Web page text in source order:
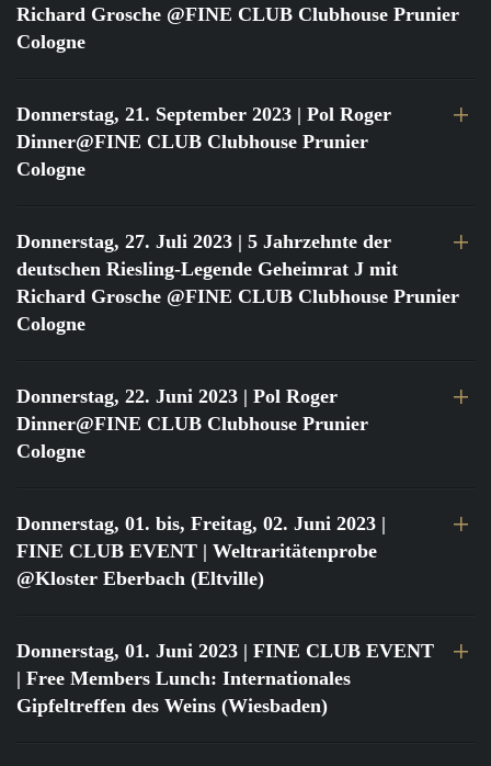
Richard Grosche @FINE CLUB Clubhouse Prunier
Cologne
Donnerstag, 21. September 2023 | Pol Roger
Dinner@FINE CLUB Clubhouse Prunier
Cologne
Donnerstag, 27. Juli 2023 | 5 Jahrzehnte der
deutschen Riesling-Legende Geheimrat J mit
Richard Grosche @FINE CLUB Clubhouse Prunier
Cologne
Donnerstag, 22. Juni 2023 | Pol Roger
Dinner@FINE CLUB Clubhouse Prunier
Cologne
Donnerstag, 01. bis, Freitag, 02. Juni 2023 |
FINE CLUB EVENT | Weltraritätenprobe
@Kloster Eberbach (Eltville)
Donnerstag, 01. Juni 2023 | FINE CLUB EVENT
| Free Members Lunch: Internationales
Gipfeltreffen des Weins (Wiesbaden)